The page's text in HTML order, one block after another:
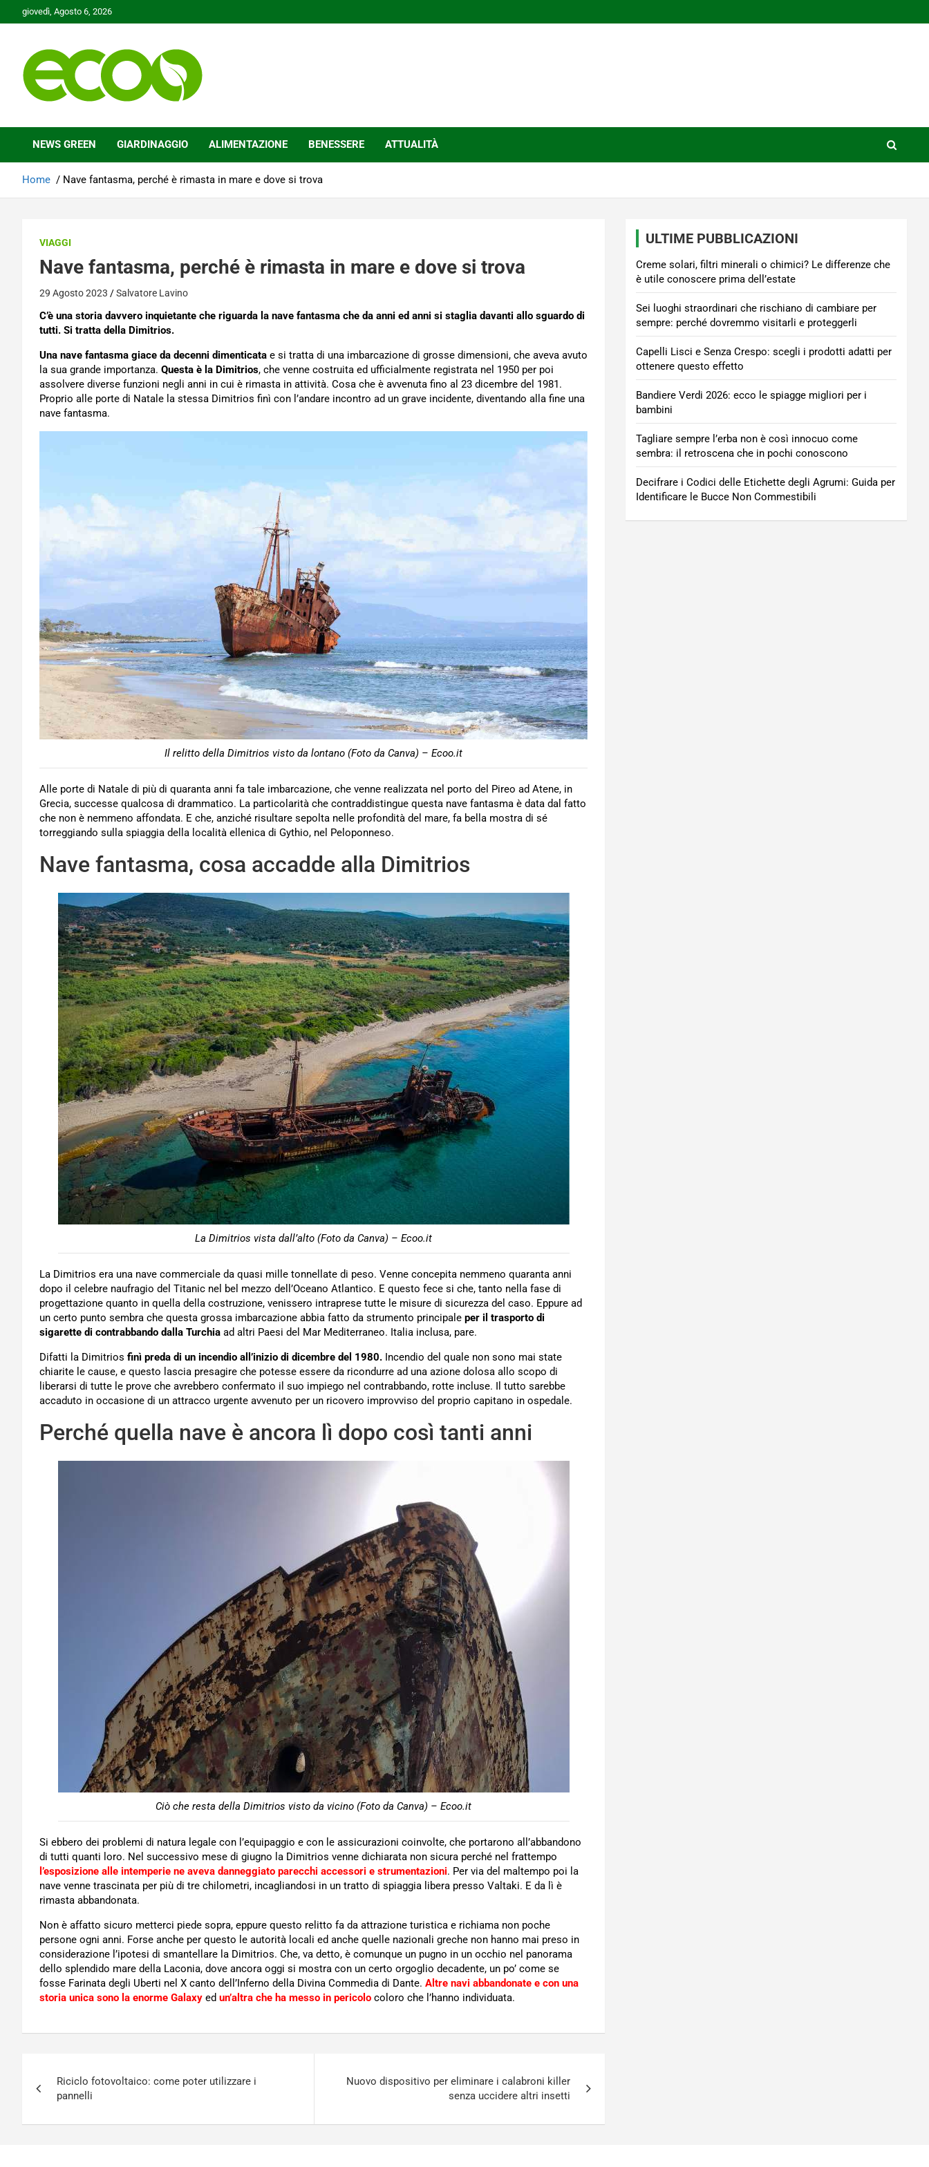
to
giovedì, Agosto 6, 2026
Ecoo.it
NEWS GREEN GIARDINAGGIO ALIMENTAZIONE BENESSERE ATTUALITÀ
Home Nave fantasma, perché è rimasta in mare e dove si trova
VIAGGI
Nave fantasma, perché è rimasta in mare e dove si trova
29 Agosto 2023 Salvatore Lavino
C’è una storia davvero inquietante che riguarda la nave fantasma che da anni ed anni si staglia davanti allo sguardo di
tutti. Si tratta della Dimitrios.
Una nave fantasma giace da decenni dimenticata e si tratta di una imbarcazione di grosse dimensioni, che aveva avuto
la sua grande importanza. Questa è la Dimitrios, che venne costruita ed ufficialmente registrata nel 1950 per poi
assolvere diverse funzioni negli anni in cui è rimasta in attività. Cosa che è avvenuta fino al 23 dicembre del 1981.
Proprio alle porte di Natale la stessa Dimitrios finì con l’andare incontro ad un grave incidente, diventando alla fine una
nave fantasma.
Il relitto della Dimitrios visto da lontano (Foto da Canva) – Ecoo.it
Alle porte di Natale di più di quaranta anni fa tale imbarcazione, che venne realizzata nel porto del Pireo ad Atene, in
Grecia, successe qualcosa di drammatico. La particolarità che contraddistingue questa nave fantasma è data dal fatto
che non è nemmeno affondata. E che, anziché risultare sepolta nelle profondità del mare, fa bella mostra di sé
torreggiando sulla spiaggia della località ellenica di Gythio, nel Peloponneso.
Nave fantasma, cosa accadde alla Dimitrios
La Dimitrios vista dall’alto (Foto da Canva) – Ecoo.it
La Dimitrios era una nave commerciale da quasi mille tonnellate di peso. Venne concepita nemmeno quaranta anni
dopo il celebre naufragio del Titanic nel bel mezzo dell’Oceano Atlantico. E questo fece si che, tanto nella fase di
progettazione quanto in quella della costruzione, venissero intraprese tutte le misure di sicurezza del caso. Eppure ad
un certo punto sembra che questa grossa imbarcazione abbia fatto da strumento principale per il trasporto di
sigarette di contrabbando dalla Turchia ad altri Paesi del Mar Mediterraneo. Italia inclusa, pare.
Difatti la Dimitrios finì preda di un incendio all’inizio di dicembre del 1980. Incendio del quale non sono mai state
chiarite le cause, e questo lascia presagire che potesse essere da ricondurre ad una azione dolosa allo scopo di
liberarsi di tutte le prove che avrebbero confermato il suo impiego nel contrabbando, rotte incluse. Il tutto sarebbe
accaduto in occasione di un attracco urgente avvenuto per un ricovero improvviso del proprio capitano in ospedale.
Perché quella nave è ancora lì dopo così tanti anni
Ciò che resta della Dimitrios visto da vicino (Foto da Canva) – Ecoo.it
Si ebbero dei problemi di natura legale con l’equipaggio e con le assicurazioni coinvolte, che portarono all’abbandono
di tutti quanti loro. Nel successivo mese di giugno la Dimitrios venne dichiarata non sicura perché nel frattempo
l’esposizione alle intemperie ne aveva danneggiato parecchi accessori e strumentazioni. Per via del maltempo poi la
nave venne trascinata per più di tre chilometri, incagliandosi in un tratto di spiaggia libera presso Valtaki. E da lì è
rimasta abbandonata.
Non è affatto sicuro metterci piede sopra, eppure questo relitto fa da attrazione turistica e richiama non poche
persone ogni anni. Forse anche per questo le autorità locali ed anche quelle nazionali greche non hanno mai preso in
considerazione l’ipotesi di smantellare la Dimitrios. Che, va detto, è comunque un pugno in un occhio nel panorama
dello splendido mare della Laconia, dove ancora oggi si mostra con un certo orgoglio decadente, un po’ come se
fosse Farinata degli Uberti nel X canto dell’Inferno della Divina Commedia di Dante. Altre navi abbandonate e con una
storia unica sono la enorme Galaxy ed un’altra che ha messo in pericolo coloro che l’hanno individuata.
articoli
Riciclo fotovoltaico: come poter utilizzare i
pannelli
Nuovo dispositivo per eliminare i calabroni killer
senza uccidere altri insetti
ULTIME PUBBLICAZIONI
Creme solari, filtri minerali o chimici? Le differenze che
è utile conoscere prima dell’estate
Sei luoghi straordinari che rischiano di cambiare per
sempre: perché dovremmo visitarli e proteggerli
Capelli Lisci e Senza Crespo: scegli i prodotti adatti per
ottenere questo effetto
Bandiere Verdi 2026: ecco le spiagge migliori per i
bambini
Tagliare sempre l’erba non è così innocuo come
sembra: il retroscena che in pochi conoscono
Decifrare i Codici delle Etichette degli Agrumi: Guida per
Identificare le Bucce Non Commestibili